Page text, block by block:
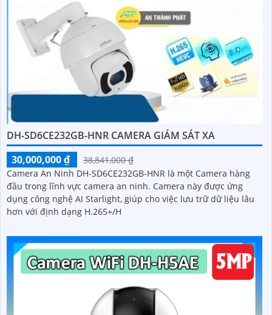
DH-SD6CE232GB-HNR CAMERA GIÁM SÁT XA
30,000,000 ₫
38,841,000 ₫
Camera An Ninh DH-SD6CE232GB-HNR là một Camera hàng
đầu trong lĩnh vực camera an ninh. Camera này được ứng
dụng công nghệ AI Starlight, giúp cho việc lưu trữ dữ liệu lâu
hơn với định dạng H.265+/H